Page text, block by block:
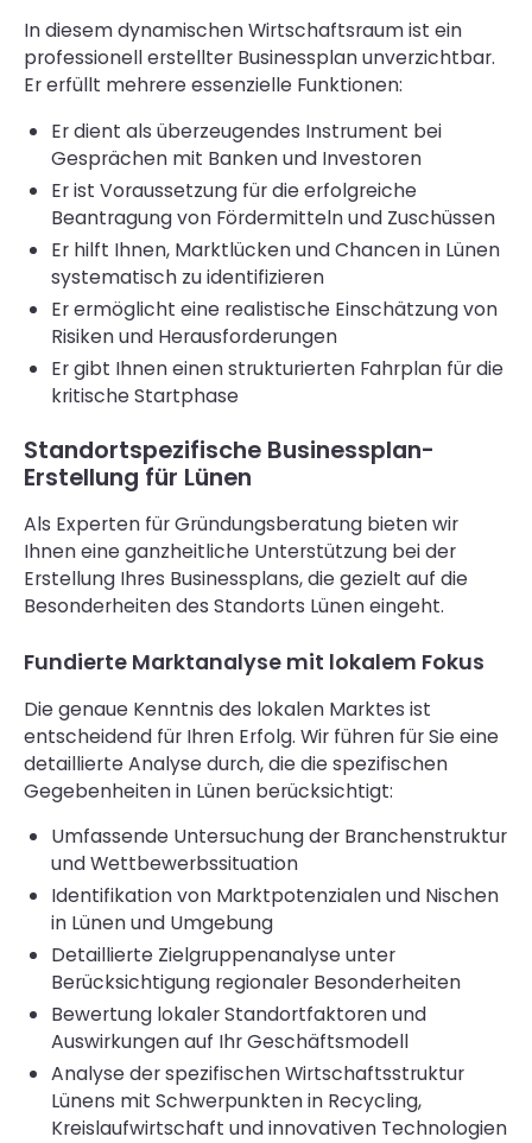
In diesem dynamischen Wirtschaftsraum ist ein
professionell erstellter Businessplan unverzichtbar.
Er erfüllt mehrere essenzielle Funktionen:
Er dient als überzeugendes Instrument bei
Gesprächen mit Banken und Investoren
Er ist Voraussetzung für die erfolgreiche
Beantragung von Fördermitteln und Zuschüssen
Er hilft Ihnen, Marktlücken und Chancen in Lünen
systematisch zu identifizieren
Er ermöglicht eine realistische Einschätzung von
Risiken und Herausforderungen
Er gibt Ihnen einen strukturierten Fahrplan für die
kritische Startphase
Standortspezifische Businessplan-
Erstellung für Lünen
Als Experten für Gründungsberatung bieten wir
Ihnen eine ganzheitliche Unterstützung bei der
Erstellung Ihres Businessplans, die gezielt auf die
Besonderheiten des Standorts Lünen eingeht.
Fundierte Marktanalyse mit lokalem Fokus
Die genaue Kenntnis des lokalen Marktes ist
entscheidend für Ihren Erfolg. Wir führen für Sie eine
detaillierte Analyse durch, die die spezifischen
Gegebenheiten in Lünen berücksichtigt:
Umfassende Untersuchung der Branchenstruktur
und Wettbewerbssituation
Identifikation von Marktpotenzialen und Nischen
in Lünen und Umgebung
Detaillierte Zielgruppenanalyse unter
Berücksichtigung regionaler Besonderheiten
Bewertung lokaler Standortfaktoren und
Auswirkungen auf Ihr Geschäftsmodell
Analyse der spezifischen Wirtschaftsstruktur
Lünens mit Schwerpunkten in Recycling,
Kreislaufwirtschaft und innovativen Technologien